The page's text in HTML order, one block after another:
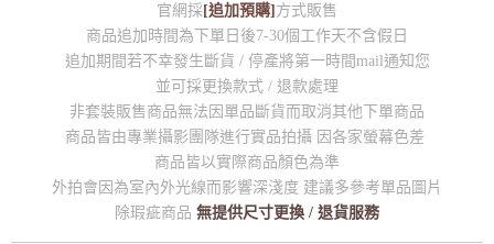
官網採[追加預購]方式販售
商品追加時間為下單日後7-30個工作天不含假日
追加期間若不幸發生斷貨 / 停產將第一時間mail通知您
並可採更換款式 / 退款處理
非套裝販售商品無法因單品斷貨而取消其他下單商品
商品皆由專業攝影團隊進行實品拍攝 因各家螢幕色差
商品皆以實際商品顏色為準
外拍會因為室內外光線而影響深淺度 建議多參考單品圖片
除瑕疵商品 無提供尺寸更換 / 退貨服務